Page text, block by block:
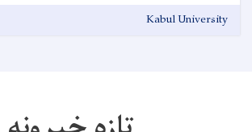
Kabul University